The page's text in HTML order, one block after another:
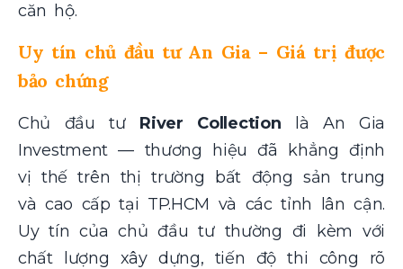
căn hộ.
Uy tín chủ đầu tư An Gia – Giá trị được
bảo chứng
Chủ đầu tưRiver Collection
là An Gia
Investment — thương hiệu đã khẳng định
vị thế trên thị trường bất động sản trung
và cao cấp tại TP.HCM và các tỉnh lân cận.
Uy tín của chủ đầu tư thường đi kèm với
chất lượng xây dựng, tiến độ thi công rõ